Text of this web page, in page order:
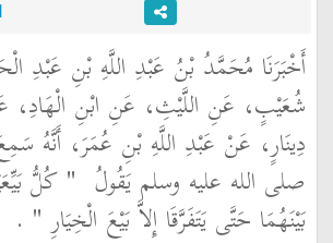
أَخْبَرَنَا مُحَمَّدُ بْنُ عَبْدِ اللَّهِ بْنِ عَبْدِ
شُعَيْبٍ، عَنِ اللَّيْثِ، عَنِ ابْنِ الْهَادِ،
دِينَارٍ، عَنْ عَبْدِ اللَّهِ بْنِ عُمَرَ، أَنَّهُ
صلى الله عليه وسلم يَقُولُ ‏ "‏ كُلُّ
بَيْنَهُمَا حَتَّى يَتَفَرَّقَا إِلاَّ بَيْعَ الْخِيَارِ ‏" ‏ ‏.‏